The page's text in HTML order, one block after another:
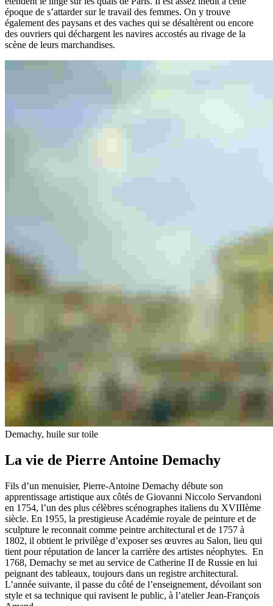
époque de s’attarder sur le travail des femmes. On y trouve
également des paysans et des vaches qui se désaltèrent ou encore
des ouvriers qui déchargent les navires accostés au rivage de la
scène de leurs marchandises.
Demachy, huile sur toile
La vie de Pierre Antoine Demachy
Fils d’un menuisier, Pierre-Antoine Demachy débute son
apprentissage artistique aux côtés de Giovanni Niccolo Servandoni
en 1754, l’un des plus célèbres scénographes italiens du XVIIIème
siècle. En 1955, la prestigieuse Académie royale de peinture et de
sculpture le reconnait comme peintre architectural et de 1757 à
1802, il obtient le privilège d’exposer ses œuvres au Salon, lieu qui
tient pour réputation de lancer la carrière des artistes néophytes. En
1768, Demachy se met au service de Catherine II de Russie en lui
peignant des tableaux, toujours dans un registre architectural.
L’année suivante, il passe du côté de l’enseignement, dévoilant son
style et sa technique qui ravisent le public, à l’atelier Jean-François